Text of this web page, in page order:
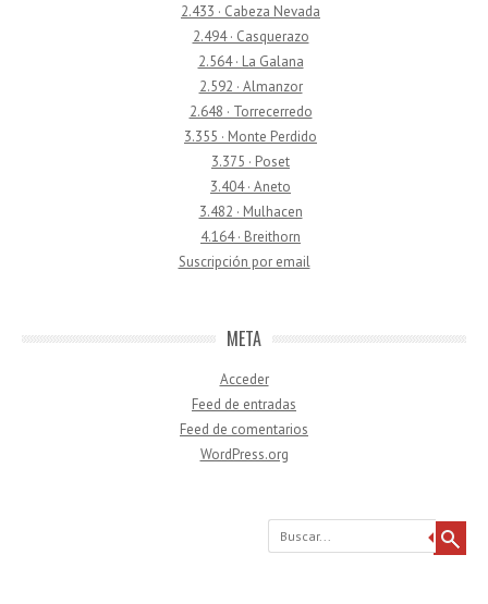
2.433 · Cabeza Nevada
2.494 · Casquerazo
2.564 · La Galana
2.592 · Almanzor
2.648 · Torrecerredo
3.355 · Monte Perdido
3.375 · Poset
3.404 · Aneto
3.482 · Mulhacen
4.164 · Breithorn
Suscripción por email
META
Acceder
Feed de entradas
Feed de comentarios
WordPress.org
Buscar